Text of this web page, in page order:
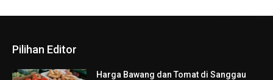
Pilihan Editor
Harga Bawang dan Tomat di Sanggau